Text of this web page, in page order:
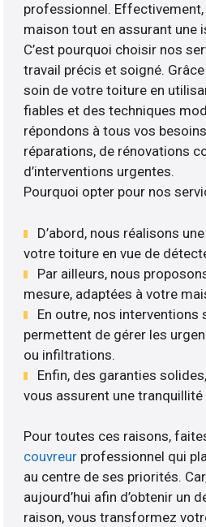
professionnel.
maison tout en assurant une
C’est pourquoi choisir nos
travail précis et soigné.
soin de votre toiture en
fiables et des techniques
répondons à tous vos
réparations, de rénovations
d’interventions urgentes.
Pourquoi opter pour nos
D’abord, nous réalisons
votre toiture en vue de
Par ailleurs, nous
mesure, adaptées à votre
En outre, nos interventions
permettent de gérer les
ou infiltrations.
Enfin, des garanties
vous assurent une tranquillité
Pour toutes ces raisons,
couvreur professionnel qui
au centre de ses priorités.
aujourd’hui afin d’obtenir un
raison, vous transformez